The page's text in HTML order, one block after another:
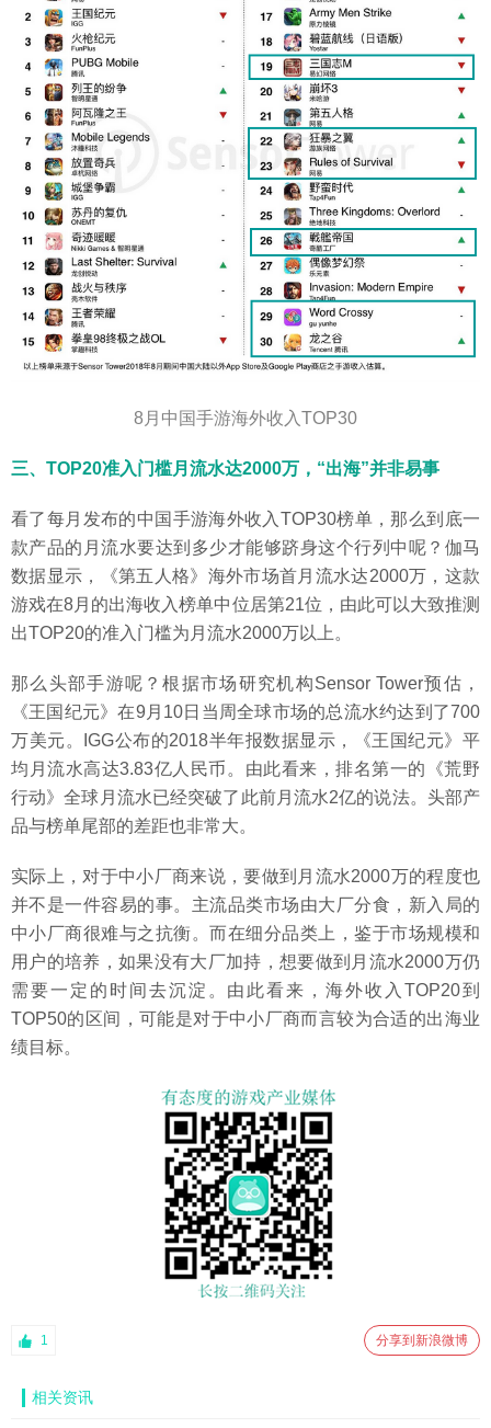
8月中国手游海外收入TOP30
三、TOP20准入门槛月流水达2000万，“出海”并非易事
看了每月发布的中国手游海外收入TOP30榜单，那么到底一
款产品的月流水要达到多少才能够跻身这个行列中呢？伽马
数据显示，《第五人格》海外市场首月流水达2000万，这款
游戏在8月的出海收入榜单中位居第21位，由此可以大致推测
出TOP20的准入门槛为月流水2000万以上。
那么头部手游呢？根据市场研究机构Sensor Tower预估，
《王国纪元》在9月10日当周全球市场的总流水约达到了700
万美元。IGG公布的2018半年报数据显示，《王国纪元》平
均月流水高达3.83亿人民币。由此看来，排名第一的《荒野
行动》全球月流水已经突破了此前月流水2亿的说法。头部产
品与榜单尾部的差距也非常大。
实际上，对于中小厂商来说，要做到月流水2000万的程度也
并不是一件容易的事。主流品类市场由大厂分食，新入局的
中小厂商很难与之抗衡。而在细分品类上，鉴于市场规模和
用户的培养，如果没有大厂加持，想要做到月流水2000万仍
需要一定的时间去沉淀。由此看来，海外收入TOP20到
TOP50的区间，可能是对于中小厂商而言较为合适的出海业
绩目标。
1 分享到新浪微博
相关资讯